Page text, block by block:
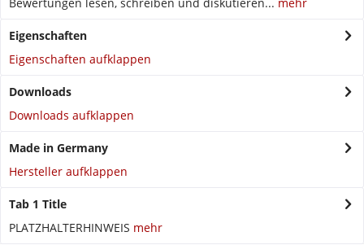
Bewertungen lesen, schreiben und diskutieren... mehr
Eigenschaften
Eigenschaften aufklappen
Downloads
Downloads aufklappen
Made in Germany
Hersteller aufklappen
Tab 1 Title
PLATZHALTERHINWEIS mehr